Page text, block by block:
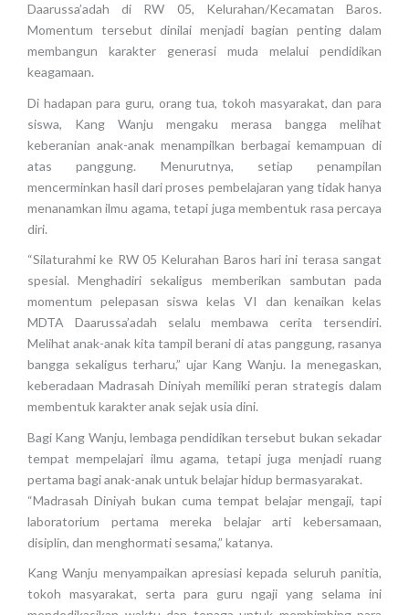
Daarussa’adah di RW 05, Kelurahan/Kecamatan Baros.
Momentum tersebut dinilai menjadi bagian penting dalam
membangun karakter generasi muda melalui pendidikan
keagamaan.
Di hadapan para guru, orang tua, tokoh masyarakat, dan para
siswa, Kang Wanju mengaku merasa bangga melihat
keberanian anak-anak menampilkan berbagai kemampuan di
atas panggung. Menurutnya, setiap penampilan
mencerminkan hasil dari proses pembelajaran yang tidak hanya
menanamkan ilmu agama, tetapi juga membentuk rasa percaya
diri.
“Silaturahmi ke RW 05 Kelurahan Baros hari ini terasa sangat
spesial. Menghadiri sekaligus memberikan sambutan pada
momentum pelepasan siswa kelas VI dan kenaikan kelas
MDTA Daarussa’adah selalu membawa cerita tersendiri.
Melihat anak-anak kita tampil berani di atas panggung, rasanya
bangga sekaligus terharu,” ujar Kang Wanju. Ia menegaskan,
keberadaan Madrasah Diniyah memiliki peran strategis dalam
membentuk karakter anak sejak usia dini.
Bagi Kang Wanju, lembaga pendidikan tersebut bukan sekadar
tempat mempelajari ilmu agama, tetapi juga menjadi ruang
pertama bagi anak-anak untuk belajar hidup bermasyarakat.
“Madrasah Diniyah bukan cuma tempat belajar mengaji, tapi
laboratorium pertama mereka belajar arti kebersamaan,
disiplin, dan menghormati sesama,” katanya.
Kang Wanju menyampaikan apresiasi kepada seluruh panitia,
tokoh masyarakat, serta para guru ngaji yang selama ini